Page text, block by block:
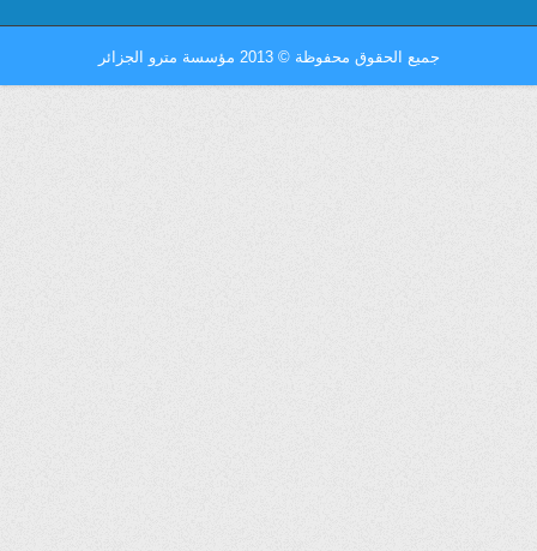
جميع الحقوق محفوظة© 2013 مؤسسة مترو الجزائر